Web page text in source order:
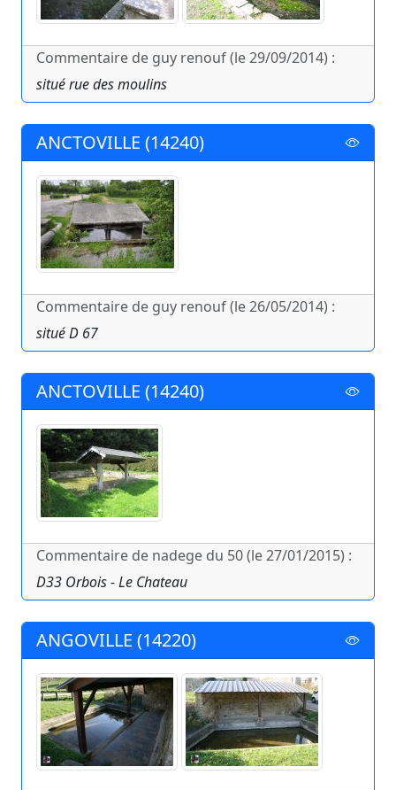
Commentaire de guy renouf (le 29/09/2014) :
situé rue des moulins
ANCTOVILLE (14240)
Commentaire de guy renouf (le 26/05/2014) :
situé D 67
ANCTOVILLE (14240)
Commentaire de nadege du 50 (le 27/01/2015) :
D33 Orbois - Le Chateau
ANGOVILLE (14220)